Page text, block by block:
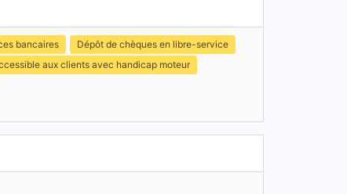
bancaires
Dépôt de chèques en libre-service
aux clients avec handicap moteur